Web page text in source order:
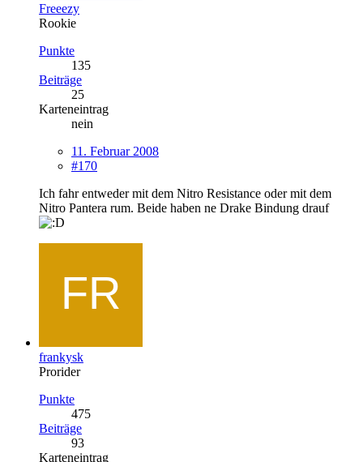
Freeezy
Rookie
Punkte
135
Beiträge
25
Karteneintrag
nein
11. Februar 2008
#170
Ich fahr entweder mit dem Nitro Resistance oder mit dem
Nitro Pantera rum. Beide haben ne Drake Bindung drauf
frankysk
Prorider
Punkte
475
Beiträge
93
Karteneintrag